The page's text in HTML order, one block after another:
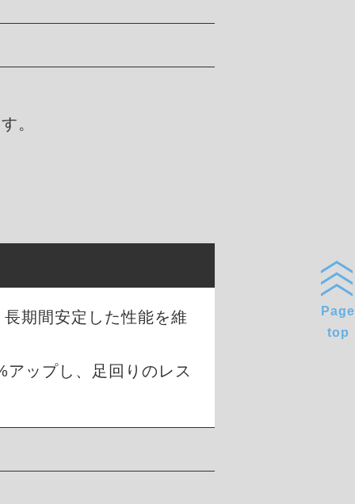
。
期間安定した性能を維
ップし、足回りのレス
Page
top